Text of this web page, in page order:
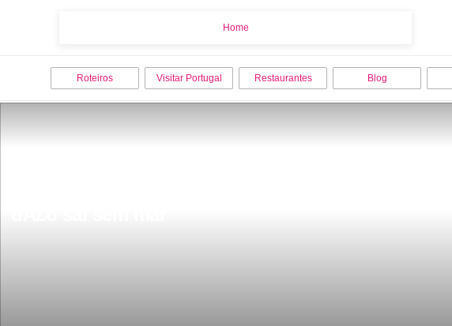
Home
Roteiros Visitar Portugal Restaurantes Blog